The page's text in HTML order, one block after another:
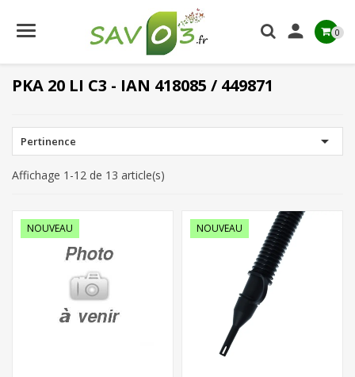
 0
PKA 20 LI C3 - IAN 418085 / 449871
Pertinence 
Affichage 1-12 de 13 article(s)
NOUVEAU NOUVEAU